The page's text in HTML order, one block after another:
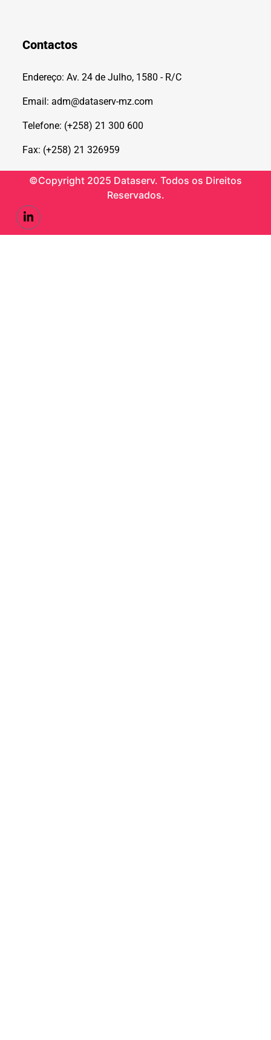
Contactos
Endereço: Av. 24 de Julho, 1580 - R/C
Email: adm@dataserv-mz.com
Telefone: (+258) 21 300 600
Fax: (+258) 21 326959
©Copyright 2025 Dataserv. Todos os Direitos
Reservados.